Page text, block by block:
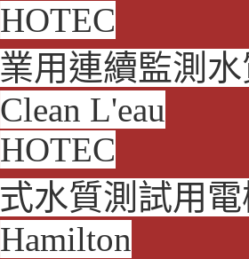
HOTEC
用連續監測
Clean L'eau
HOTEC
水質測試用
Hamilton